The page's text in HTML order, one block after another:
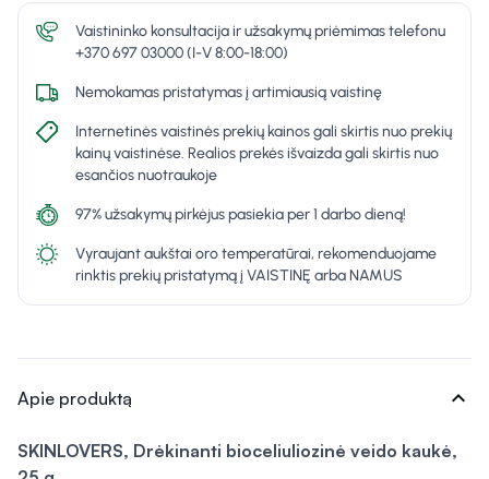
Vaistininko konsultacija ir užsakymų priėmimas telefonu
+370 697 03000 (I-V 8:00-18:00)
Nemokamas pristatymas į artimiausią vaistinę
Internetinės vaistinės prekių kainos gali skirtis nuo prekių
kainų vaistinėse. Realios prekės išvaizda gali skirtis nuo
esančios nuotraukoje
97% užsakymų pirkėjus pasiekia per 1 darbo dieną!
Vyraujant aukštai oro temperatūrai, rekomenduojame
rinktis prekių pristatymą į VAISTINĘ arba NAMUS
Apie produktą expand_more
SKINLOVERS, Drėkinanti bioceliuliozinė veido kaukė,